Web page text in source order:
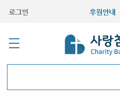
로그인 후원안내